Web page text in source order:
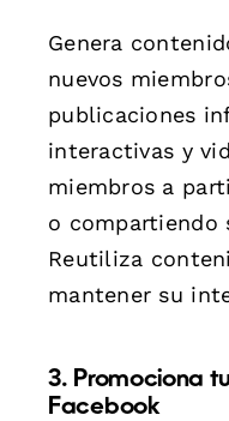
Genera
nuevos
publicaciones
interactivas y
miembros a
o compartiendo
Reutiliza
mantener su
3. Promociona
Facebook